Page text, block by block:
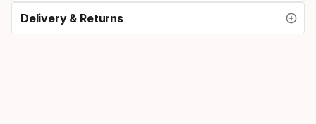
Delivery & Returns